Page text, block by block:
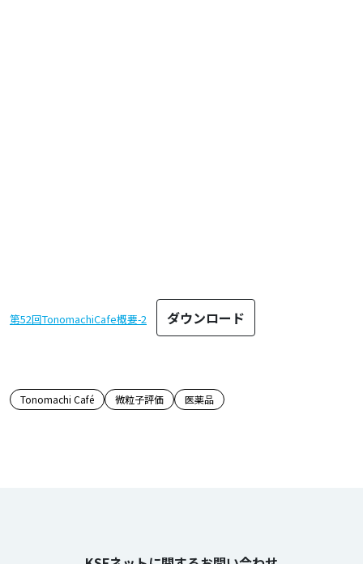
第52回TonomachiCafe概要-2 ダウンロード
この記事のタグ
Tonomachi Café 微粒子評価 医薬品